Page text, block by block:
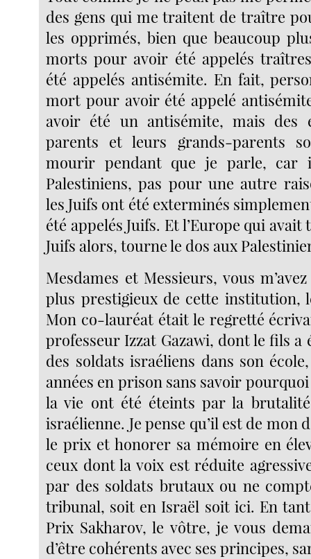
des gens qui me traitent de traître
les opprimés, bien que beaucoup
morts pour avoir été appelés
été appelés antisémite. En fait,
mort pour avoir été appelé
avoir été un antisémite, mais des
parents et leurs grands-parents
mourir pendant que je parle, car
Palestiniens, pas pour une autre
les Juifs ont été exterminés
été appelés Juifs. Et l’Europe qui
Juifs alors, tourne le dos aux
Mesdames et Messieurs, vous
plus prestigieux de cette institution,
Mon co-lauréat était le regretté
professeur Izzat Gazawi, dont le fils a
des soldats israéliens dans son
années en prison sans savoir
la vie ont été éteints par la brutalité
israélienne. Je pense qu’il est de
le prix et honorer sa mémoire en
ceux dont la voix est réduite
par des soldats brutaux ou ne
tribunal, soit en Israël soit ici. En
Prix Sakharov, le vôtre, je vous
d’être cohérents avec ses principes,